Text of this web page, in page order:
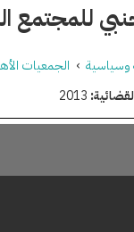
للمجتمع
وسياسية › الجمعيات
2013